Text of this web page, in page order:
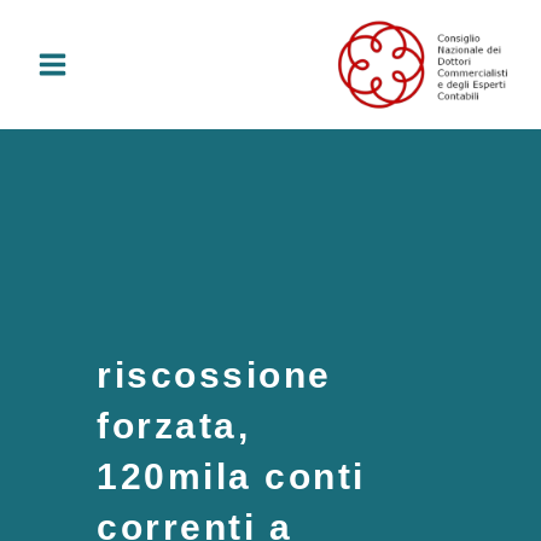
contenuto
riscossione
forzata,
120mila conti
correnti a